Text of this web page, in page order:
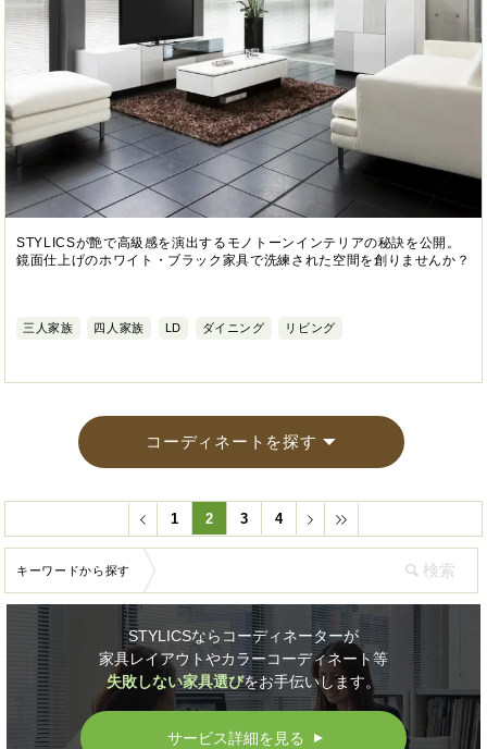
STYLICSが艶で高級感を演出するモノトーンインテリアの秘訣を公開。
鏡面仕上げのホワイト・ブラック家具で洗練された空間を創りませんか？
三人家族 四人家族 LD ダイニング リビング
コーディネートを探す
1 2 3 4
キーワードから探す
STYLICSならコーディネーターが
家具レイアウトやカラーコーディネート等
失敗しない家具選びをお手伝いします。
サービス詳細を見る ▲